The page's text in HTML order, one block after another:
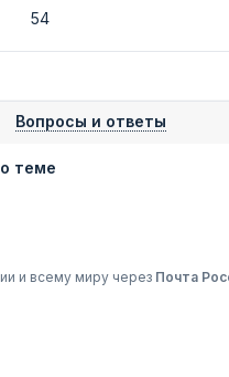
54
Вопросы и ответы
теме
и всему миру через Почта